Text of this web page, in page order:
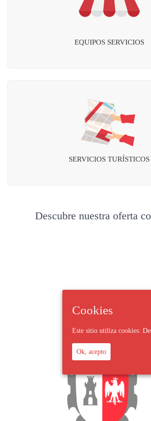
EQUIPOS SERVICIOS
SERVICIOS TURÍSTICOS
Descubre nuestra oferta
Cookies
Este sitio utiliza cookies:
Ok, acepto